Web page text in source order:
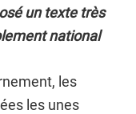
un texte très
national
les
les unes